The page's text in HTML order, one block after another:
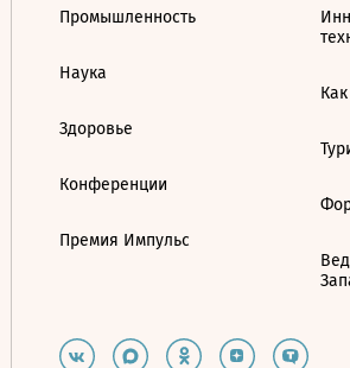
Промышленность
Наука
Здоровье
Конференции
Премия Импульс